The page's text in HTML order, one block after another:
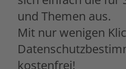
und Themen aus.
Mit nur wenigen
kostenfrei!